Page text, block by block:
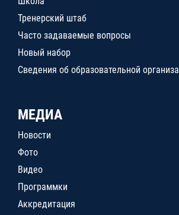
Тренерский штаб
Часто задаваемые вопросы
Новый набор
Сведения об образовательной
МЕДИА
Новости
Фото
Видео
Программки
Аккредитация